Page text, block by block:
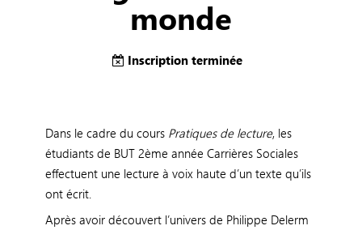
monde
Inscription terminée
Dans le cadre du cours Pratiques de lecture, les
étudiants de BUT 2ème année Carrières Sociales
effectuent une lecture à voix haute d’un texte qu’ils
ont écrit.
Après avoir découvert l’univers de Philippe Delerm